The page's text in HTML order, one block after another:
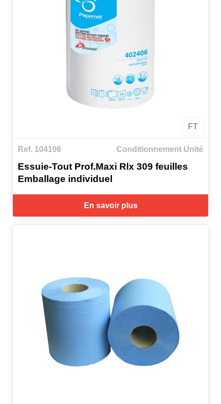
FT
Ref. 104106 Conditionnement Unité
Essuie-Tout Prof.Maxi Rlx 309 feuilles
Emballage individuel
En savoir plus